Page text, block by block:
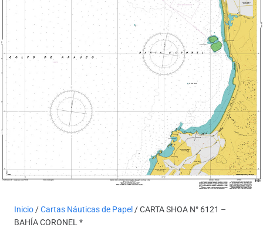
Inicio /Cartas Náuticas de Papel / CARTA SHOA N° 6121 –
BAHÍA CORONEL *